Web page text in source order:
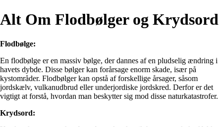
Alt Om Flodbølger og Krydsord
Flodbølge:
En flodbølge er en massiv bølge, der dannes af en pludselig ændring i
havets dybde. Disse bølger kan forårsage enorm skade, især på
kystområder. Flodbølger kan opstå af forskellige årsager, såsom
jordskælv, vulkanudbrud eller underjordiske jordskred. Derfor er det
vigtigt at forstå, hvordan man beskytter sig mod disse naturkatastrofer.
Krydsord: